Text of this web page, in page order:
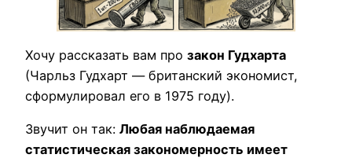
Хочу рассказать вам про закон Гудхарта
(Чарльз Гудхарт — британский экономист,
сформулировал его в 1975 году).
Звучит он так: Любая наблюдаемая
статистическая закономерность имеет